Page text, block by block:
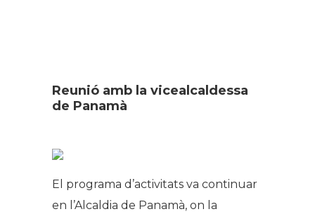
Reunió amb la vicealcaldessa
de Panamà
El programa d’activitats va continuar
en l’Alcaldia de Panamà, on la